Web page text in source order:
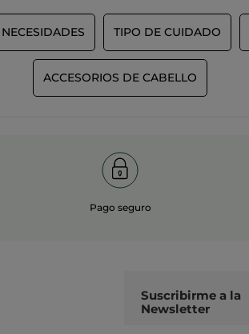
NECESIDADES TIPO DE CUIDADO
ACCESORIOS DE CABELLO
Pago seguro
Suscribirme a la
Newsletter